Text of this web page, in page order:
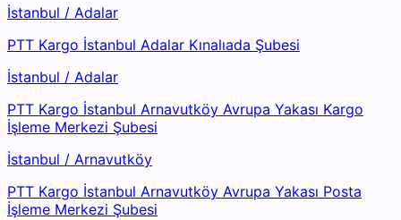
İstanbul / Adalar
PTT Kargo İstanbul Adalar Kınalıada Şubesi
İstanbul / Adalar
PTT Kargo İstanbul Arnavutköy Avrupa Yakası Kargo
İşleme Merkezi Şubesi
İstanbul / Arnavutköy
PTT Kargo İstanbul Arnavutköy Avrupa Yakası Posta
İşleme Merkezi Şubesi